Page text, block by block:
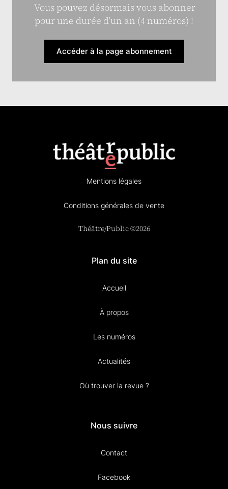
Vous pouvez désormais vous abonner
pour une durée d’un an (4 numéros) !
Accéder à la page abonnement
Mentions légales
Conditions générales de vente
Théâtre/Public ©2026
Plan du site
Accueil
À propos
Les numéros
Actualités
Où trouver la revue ?
Nous suivre
Contact
Facebook